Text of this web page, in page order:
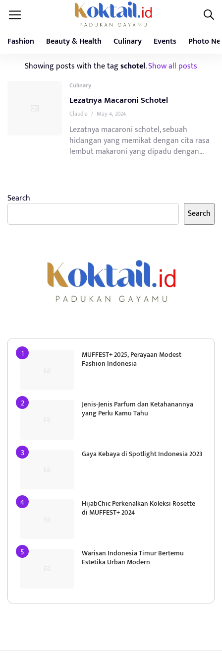
Fashion Beauty & Health Culinary Events Photo
Showing posts with the tagschotel.Show all posts
Culinary
Lezatnya Macaroni Schotel
Claudia / May 4, 2024
Lezatnya macaroni schotel, sebuah
hidangan yang memikat dengan cita rasa
lembut makaroni yang dipadu dengan...
Search
Search
MUFFEST+ 2025, Perayaan Modest
Fashion Indonesia
Jenis-Jenis Parfum dan Ketahanannya
yang Perlu Kamu Tahu
Gaya Kebaya di Spotlight Indonesia 2023
HijabChic Perkenalkan Koleksi Rosette
di MUFFEST+ 2024
Warisan Indonesia Timur Bertemu
Estetika Urban Modern